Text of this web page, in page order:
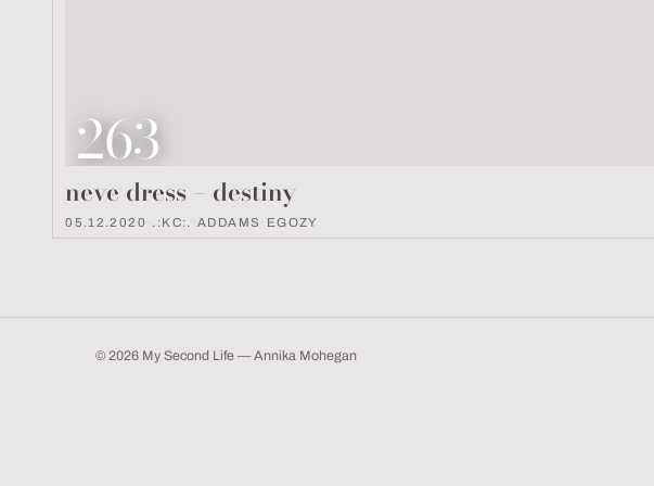
Look Nummer
263
neve dress – destiny
05.12.2020 .:KC:. ·ADDAMS EGOZY
© 2026 My Second Life — Annika Mohegan